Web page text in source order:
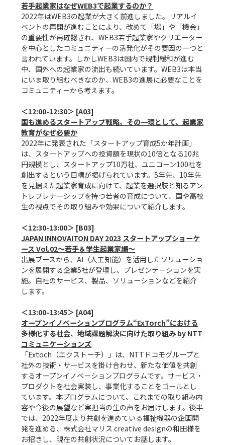
若手起業家はなぜWEB3で起業するのか？
2022年はWEB3の起業が大きく前進しました。リアルイ
ベントの再開が進むことにより、改めて「場」や「機会」
の重要性が再確認され、WEB3若手起業家やクリエーター
を中心としたコミュニティーの活発化がその要因の一つと
言われています。しかしWEB3は国内で規制緩和が進む
中、国外への起業家の流出も続いています。WEB3は本当
にいま取り組むべきなのか、WEB3の進展に必要なことを
コミュニティーから考えます。
国も進めるスタートアップ戦略。その一環として、起業家
教育がなぜ必要か
2022年に発表された「スタートアップ育成5か年計画」
は、スタートアップへの投資額を現状の10倍となる10兆
円規模とし、スタートアップ10万社、ユニコーン100社を
創出するという目標が掲げられています。5年先、10年先
を見据えた起業家育成に向けて、起業を選択肢と知るアン
トレプレナーシップを持つ若者の育成について、国や高校
生の視点でその取り組みや効果について紹介します。
JAPAN INNOVAITON DAY 2023 スタートアップショーケ
ース Vol.02～若手＆学生起業家編～
出展ブースから、AI（人工知能）を活用したソリューショ
ンを展開する企業5社が登壇し、プレゼンテーションを実
施。自社のサービス、製品、ソリューションなどを紹介
します。
オープンイノベーションプログラム“ExTorch”における
多様化する社会、地域課題解決に向けた取り組み by NTT
コミュニケーションズ
「Extoch（エクストーチ）」は、NTTドコモグループと
社外の技術・サービスを掛け合わせ、新たな価値を共創
するオープンイノベーションプログラムです。サービス・
プロダクトを社会実装し、事業化することをゴールとし
ています。本プログラムについて、これまでの取り組み内
容や今後の展望など実担当の生の声をお届けします。後半
では、2022年度より共創を進めている福祉機器の企画開
発を進める、株式会社マリス creative designの和田様を
お招きし、現在の共創状況についてお話します。